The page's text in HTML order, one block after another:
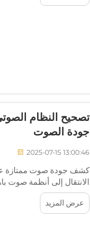
تصحيح النظام
جودة الصوت
2025-07-15 13:00:46
كشف جودة صوت ممتازة
الانتقال إلى أنظمة صوت
الموجودة لديك. سواء كنت
عرض المزيد